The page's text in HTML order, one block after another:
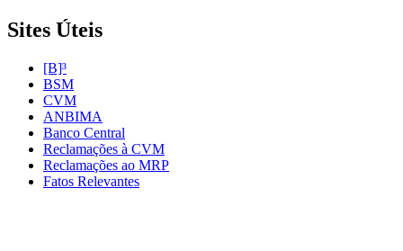
Sites Úteis
[B]³
BSM
CVM
ANBIMA
Banco Central
Reclamações à CVM
Reclamações ao MRP
Fatos Relevantes